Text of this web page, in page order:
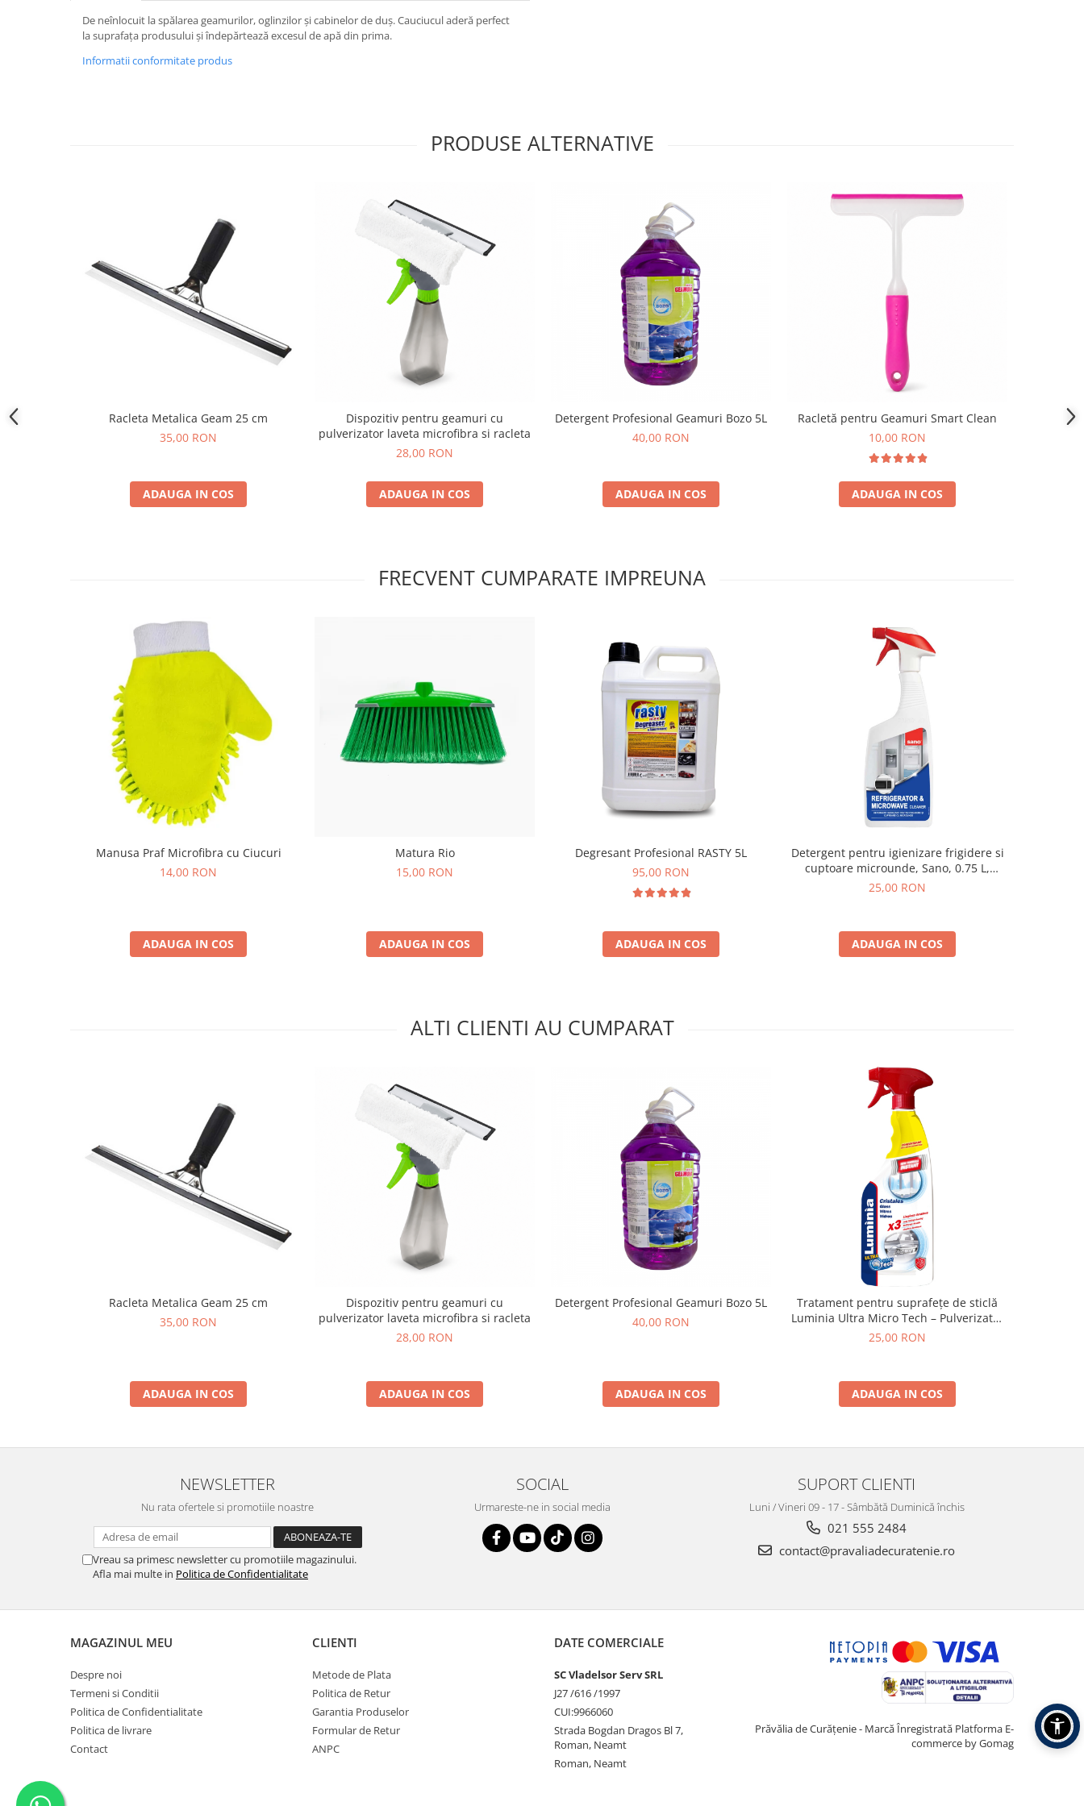
Produse incontinenta
De neînlocuit la spălarea geamurilor, oglinzilor și cabinelor de duș. Cauciucul aderă perfect
la suprafața produsului și îndepărtează excesul de apă din prima.
Informatii conformitate produs
PRODUSE ALTERNATIVE
Racleta Metalica Geam 25 cm
35,00 RON
ADAUGA IN COS
Dispozitiv pentru geamuri cu
pulverizator laveta microfibra si racleta
28,00 RON
ADAUGA IN COS
Detergent Profesional Geamuri Bozo 5L
40,00 RON
ADAUGA IN COS
Racletă pentru Geamuri Smart Clean
10,00 RON
ADAUGA IN COS
FRECVENT CUMPARATE IMPREUNA
Manusa Praf Microfibra cu Ciucuri
14,00 RON
ADAUGA IN COS
Matura Rio
15,00 RON
ADAUGA IN COS
Degresant Profesional RASTY 5L
95,00 RON
ADAUGA IN COS
Detergent pentru igienizare frigidere si
cuptoare microunde, Sano, 0.75 L,
parfum neutru
25,00 RON
ADAUGA IN COS
ALTI CLIENTI AU CUMPARAT
Racleta Metalica Geam 25 cm
35,00 RON
ADAUGA IN COS
Dispozitiv pentru geamuri cu
pulverizator laveta microfibra si racleta
28,00 RON
ADAUGA IN COS
Detergent Profesional Geamuri Bozo 5L
40,00 RON
ADAUGA IN COS
Tratament pentru suprafețe de sticlă
Luminia Ultra Micro Tech – Pulverizator
750 ml
25,00 RON
ADAUGA IN COS
NEWSLETTER
Nu rata ofertele si promotiile noastre
Vreau sa primesc newsletter cu promotiile magazinului.
Afla mai multe in Politica de Confidentialitate
SOCIAL
Urmareste-ne in social media
SUPORT CLIENTI
Luni / Vineri 09 - 17 - Sâmbătă Duminică închis
021 555 2484
contact@pravaliadecuratenie.ro
MAGAZINUL MEU
Despre noi
Termeni si Conditii
Politica de Confidentialitate
Politica de livrare
Contact
CLIENTI
Metode de Plata
Politica de Retur
Garantia Produselor
Formular de Retur
ANPC
DATE COMERCIALE
SC Vladelsor Serv SRL
J27 /616 /1997
CUI:9966060
Strada Bogdan Dragos Bl 7,
Roman, Neamt
Roman, Neamt
Prăvălia de Curățenie - Marcă Înregistrată Platforma E-
commerce by Gomag